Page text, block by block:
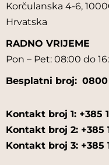
Korčulanska 4-6,
Hrvatska
RADNO VRIJEME
Pon – Pet: 08:00 do
Besplatni broj:
Kontakt broj 1: +385 1
Kontakt broj 2: +385
Kontakt broj 3: +385